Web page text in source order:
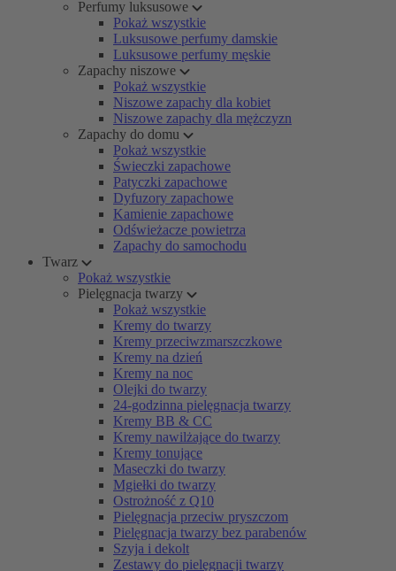
Perfumy luksusowe
Pokaż wszystkie
Luksusowe perfumy damskie
Luksusowe perfumy męskie
Zapachy niszowe
Pokaż wszystkie
Niszowe zapachy dla kobiet
Niszowe zapachy dla mężczyzn
Zapachy do domu
Pokaż wszystkie
Świeczki zapachowe
Patyczki zapachowe
Dyfuzory zapachowe
Kamienie zapachowe
Odświeżacze powietrza
Zapachy do samochodu
Twarz
Pokaż wszystkie
Pielęgnacja twarzy
Pokaż wszystkie
Kremy do twarzy
Kremy przeciwzmarszczkowe
Kremy na dzień
Kremy na noc
Olejki do twarzy
24-godzinna pielęgnacja twarzy
Kremy BB & CC
Kremy nawilżające do twarzy
Kremy tonujące
Maseczki do twarzy
Mgiełki do twarzy
Ostrożność z Q10
Pielęgnacja przeciw pryszczom
Pielęgnacja twarzy bez parabenów
Szyja i dekolt
Zestawy do pielęgnacji twarzy